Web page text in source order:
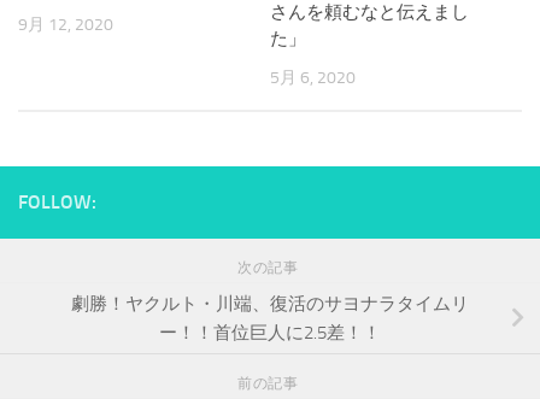
9月 12, 2020
さんを頼むなと伝えまし
た」
5月 6, 2020
FOLLOW:
次の記事
劇勝！ヤクルト・川端、復活のサヨナラタイムリ
ー！！首位巨人に2.5差！！
前の記事